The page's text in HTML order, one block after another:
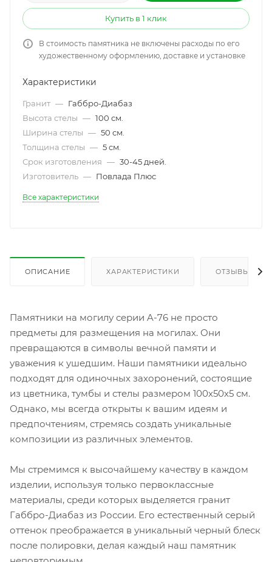
Купить в 1 клик
В стоимость памятника не включены расходы по его
художественному оформлению, доставке и установке
Характеристики
Гранит — Габбро-Диабаз
Высота стелы — 100 см.
Ширина стелы — 50 см.
Толщина стелы — 5 см.
Срок изготовления — 30-45 дней.
Изготовитель — Повлада Плюс
Все характеристики
ОПИСАНИЕ ХАРАКТЕРИСТИКИ ОТЗЫВЫ
Памятники на могилу серии A-76 не просто
предметы для размещения на могилах. Они
превращаются в символы вечной памяти и
уважения к ушедшим. Наши памятники идеально
подходят для одиночных захоронений, состоящие
из цветника, тумбы и стелы размером 100х50х5 см.
Однако, мы всегда открыты к вашим идеям и
предпочтениям, стремясь создать уникальные
композиции из различных элементов.
Мы стремимся к высочайшему качеству в каждом
изделии, используя только первоклассные
материалы, среди которых выделяется гранит
Габбро-Диабаз из России. Его естественный серый
оттенок преображается в уникальный черный блеск
после полировки, делая каждый наш памятник